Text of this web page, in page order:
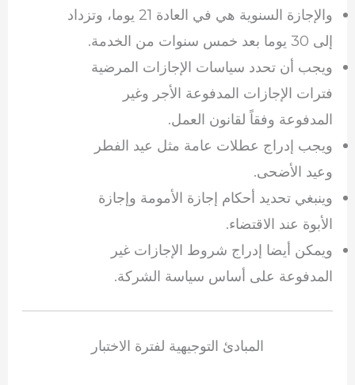
والإجازة السنوية هي في العادة 21 يوما، وتزداد
إلى 30 يوما بعد خمس سنوات من الخدمة.
ويجب أن تحدد سياسات الإجازات المرضية
فترات الإجازات المدفوعة الأجر وغير
المدفوعة وفقاً لقانون العمل.
ويجب إدراج عطلات عامة مثل عيد الفطر
وعيد الأضحى.
وينبغي تحديد أحكام إجازة الأمومة وإجازة
الأبوة عند الاقتضاء.
ويمكن أيضا إدراج شروط الإجازات غير
المدفوعة على أساس سياسة الشركة.
المبادئ التوجيهية لفترة الاختبار